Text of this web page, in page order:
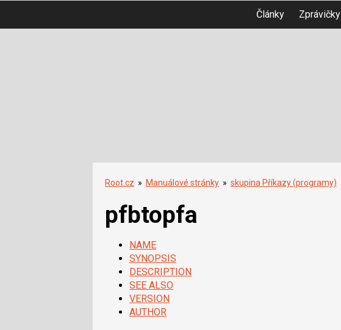
Články Zprávičky
Root.cz » Manuálové stránky » skupina Příkazy (programy)
pfbtopfa
NAME
SYNOPSIS
DESCRIPTION
SEE ALSO
VERSION
AUTHOR